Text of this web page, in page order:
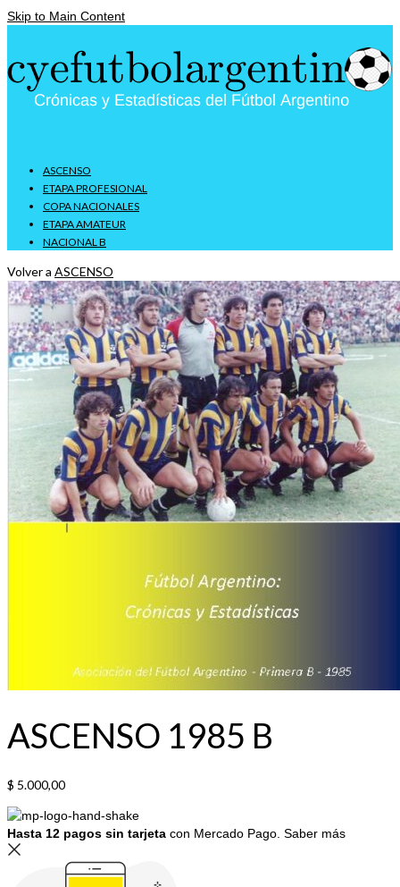
Skip to Main Content
ASCENSO
ETAPA PROFESIONAL
COPA NACIONALES
ETAPA AMATEUR
NACIONAL B
Volver a ASCENSO
ASCENSO 1985 B
$ 5.000,00
Hasta 12 pagos sin tarjeta con Mercado Pago. Saber más